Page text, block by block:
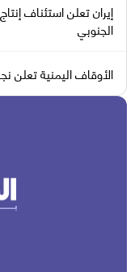
إيران تعلن استئناف
الجنوبي
الأوقاف اليمنية تعلن